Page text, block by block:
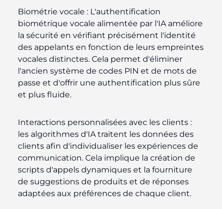
Biométrie vocale : L'authentification
biométrique vocale alimentée par l'IA améliore
la sécurité en vérifiant précisément l'identité
des appelants en fonction de leurs empreintes
vocales distinctes. Cela permet d'éliminer
l'ancien système de codes PIN et de mots de
passe et d'offrir une authentification plus sûre
et plus fluide.
Interactions personnalisées avec les clients :
les algorithmes d'IA traitent les données des
clients afin d'individualiser les expériences de
communication. Cela implique la création de
scripts d'appels dynamiques et la fourniture
de suggestions de produits et de réponses
adaptées aux préférences de chaque client.